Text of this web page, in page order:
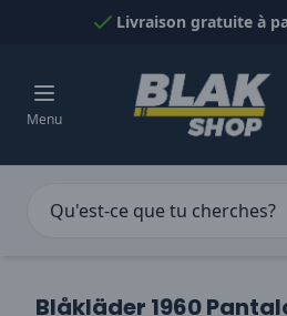
Passer au contenuLivraison gratuite à
Menu
Blåkläder 1960